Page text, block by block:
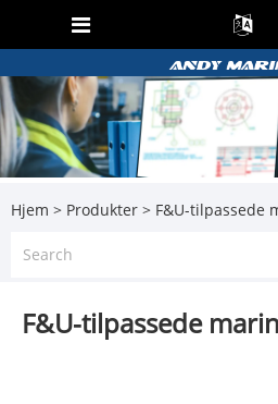
Hjem > Produkter > F&U-tilpassede
F&U-tilpassede